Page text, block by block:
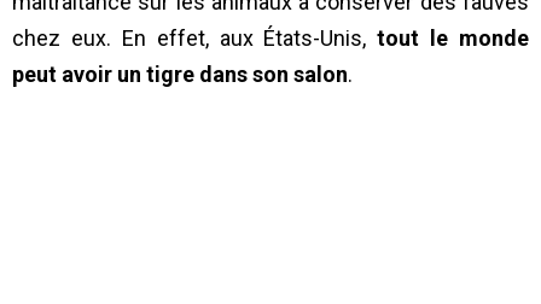
chez eux. En effet, aux États-Unis,tout le monde
peut avoir un tigre dans son salon.